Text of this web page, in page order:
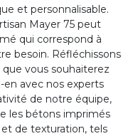
et personnalisable.
Mayer 75 peut
qui correspond à
besoin. Réfléchissons
vous souhaiterez
avec nos experts
de notre équipe,
les bétons imprimés
de texturation, tels